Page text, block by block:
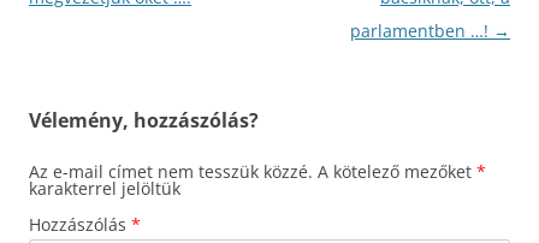
parlamentben …! →
Vélemény, hozzászólás?
Az e-mail címet nem tesszük közzé. A kötelező mezőket *
karakterrel jelöltük
Hozzászólás *